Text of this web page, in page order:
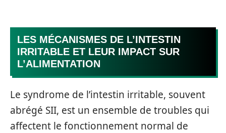
LES MÉCANISMES DE L’INTESTIN
IRRITABLE ET LEUR IMPACT SUR
L’ALIMENTATION
Le syndrome de l’intestin irritable, souvent
abrégé SII, est un ensemble de troubles qui
affectent le fonctionnement normal de